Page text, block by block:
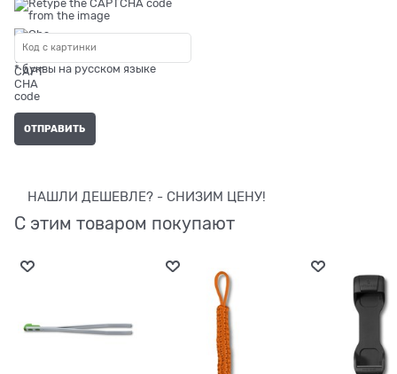
* буквы на русском языке
НАШЛИ ДЕШЕВЛЕ? - СНИЗИМ ЦЕНУ!
С этим товаром покупают